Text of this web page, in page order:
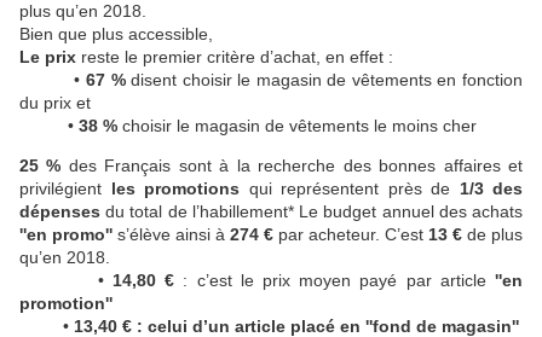
plus qu’en 2018.
Bien que plus accessible,
Le prix reste le premier critère d’achat, en effet :
•67 %disent choisir le magasin de vêtements en fonction
du prix et
• 38 % choisir le magasin de vêtements le moins cher
25 % des Français sont à la recherche des bonnes affaires et
privilégient les promotions qui représentent près de 1/3 des
dépensesdu total de l’habillement* Le budget annuel des achats
''en promo'' s’élève ainsi à 274 € par acheteur. C’est 13 € de plus
qu’en 2018.
• 14,80 € : c’est le prix moyen payé par article''en
promotion''
• 13,40 € : celui d’un article placé en ''fond de magasin''